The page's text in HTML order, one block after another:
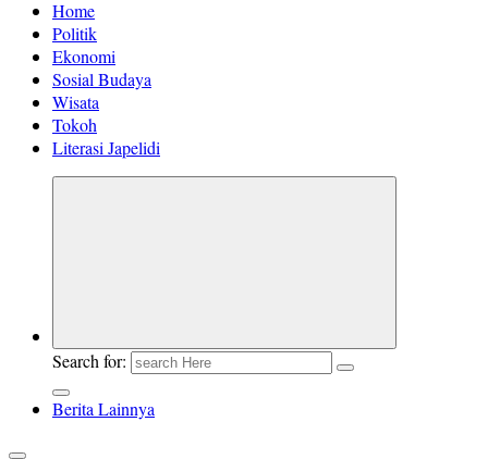
Home
Politik
Ekonomi
Sosial Budaya
Wisata
Tokoh
Literasi Japelidi
Search for:
Berita Lainnya